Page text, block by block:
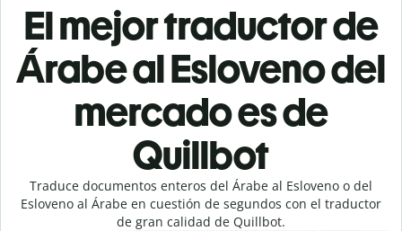
El mejor traductor de
Árabe al Esloveno del
mercado es de
Quillbot
Traduce documentos enteros del Árabe al Esloveno o del
Esloveno al Árabe en cuestión de segundos con el traductor
de gran calidad de Quillbot.